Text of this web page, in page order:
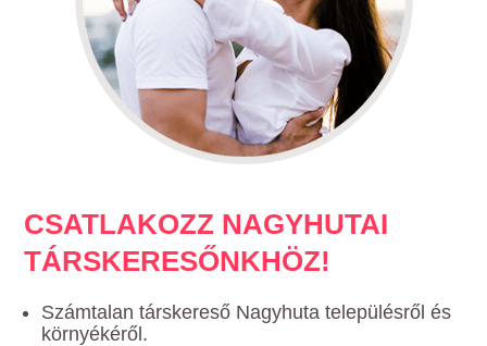
CSATLAKOZZ NAGYHUTAI
TÁRSKERESŐNKHÖZ!
Számtalan társkereső Nagyhuta településről és
környékéről.